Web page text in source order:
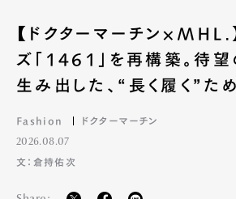
【ドクターマーチン×MHL.
ズ「1461」を再構築。待
生み出した、“長く履く”た
Fashion ドクターマーチン
2026.08.07
文：倉持佑次